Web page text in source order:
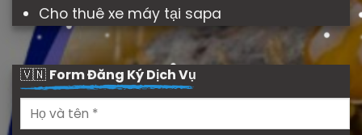
Cho thuê xe máy tại sapa
🇻🇳 Form Đăng Ký Dịch Vụ